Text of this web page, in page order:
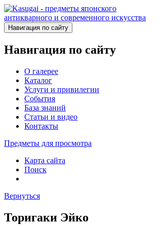
Навигация по сайту
Навигация по сайту
О галерее
Каталог
Услуги и привилегии
События
База знаний
Статьи и видео
Контакты
Предметы для просмотра
Карта сайта
Поиск
Вернуться
Торигаки Эйко